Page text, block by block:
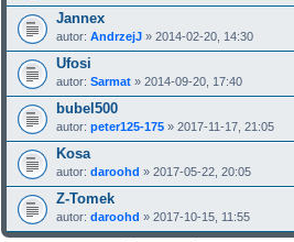
Jannex
autor: AndrzejJ » 2014-02-20, 14:30
Ufosi
autor: Sarmat » 2014-09-20, 17:40
bubel500
autor: peter125-175 » 2017-11-17, 21:05
Kosa
autor: daroohd » 2017-05-22, 20:05
Z-Tomek
autor: daroohd » 2017-10-15, 11:55